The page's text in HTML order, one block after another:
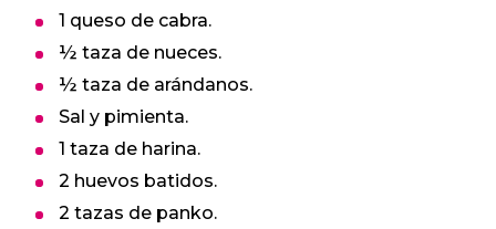
1 queso de cabra.
½ taza de nueces.
½ taza de arándanos.
Sal y pimienta.
1 taza de harina.
2 huevos batidos.
2 tazas de panko.